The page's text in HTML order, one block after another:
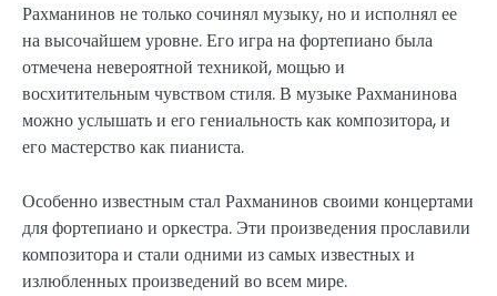
Рахманинов не только сочинял музыку, но и исполнял ее
на высочайшем уровне. Его игра на фортепиано была
отмечена невероятной техникой, мощью и
восхитительным чувством стиля. В музыке Рахманинова
можно услышать и его гениальность как композитора, и
его мастерство как пианиста.
Особенно известным стал Рахманинов своими концертами
для фортепиано и оркестра. Эти произведения прославили
композитора и стали одними из самых известных и
излюбленных произведений во всем мире.